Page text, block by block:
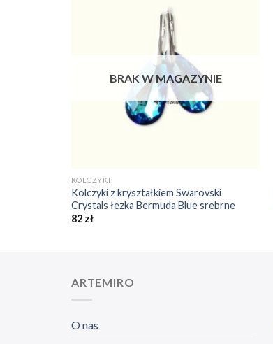
BRAK W MAGAZYNIE
KOLCZYKI
Kolczyki z kryształkiem Swarovski
Crystals łezka Bermuda Blue srebrne
82 zł
ARTEMIRO
O nas